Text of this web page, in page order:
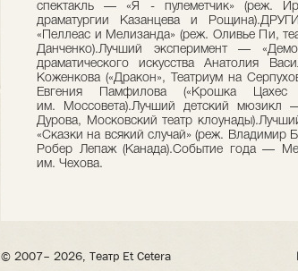
спектакль — «Я - пулеметчик» (реж.
драматургии Казанцева и
«Пеллеас и Мелизанда» (реж. Оливье Пи,
Данченко).Лучший эксперимент —
драматического искусства Анатолия
Коженкова («Дракон», Театриум на
Евгения Памфилова («Крошка
им. Моссовета).Лучший детский мюзикл
Дурова, Московский театр
«Сказки на всякий случай» (реж.
Робер Лепаж (Канада).Событие года —
им. Чехова.
© 2007– 2026, Театр Et Cetera